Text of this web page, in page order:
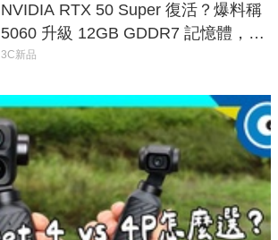
NVIDIA RTX 50 Super 復活？爆料稱
5060 升級 12GB GDDR7 記憶體，這
次規格終於不擠牙膏
3C新品